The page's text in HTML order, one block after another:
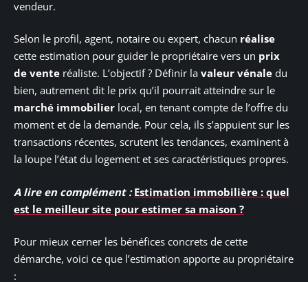
vendeur.
Selon le profil, agent, notaire ou expert, chacun réalise
cette estimation pour guider le propriétaire vers un prix
de vente réaliste. L’objectif ? Définir la valeur vénale du
bien, autrement dit le prix qu’il pourrait atteindre sur le
marché immobilier local, en tenant compte de l’offre du
moment et de la demande. Pour cela, ils s’appuient sur les
transactions récentes, scrutent les tendances, examinent à
la loupe l’état du logement et ses caractéristiques propres.
A lire en complément : Estimation immobilière : quel
est le meilleur site pour estimer sa maison ?
Pour mieux cerner les bénéfices concrets de cette
démarche, voici ce que l’estimation apporte au propriétaire
: